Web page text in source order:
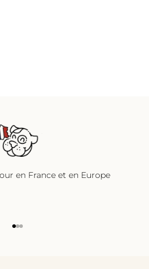
en France et en Europe